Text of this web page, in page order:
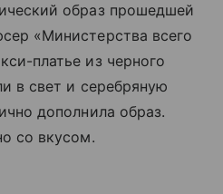
образ прошедшей
«Министерства всего
платье из черного
в свет и серебряную
дополнила образ.
со вкусом.